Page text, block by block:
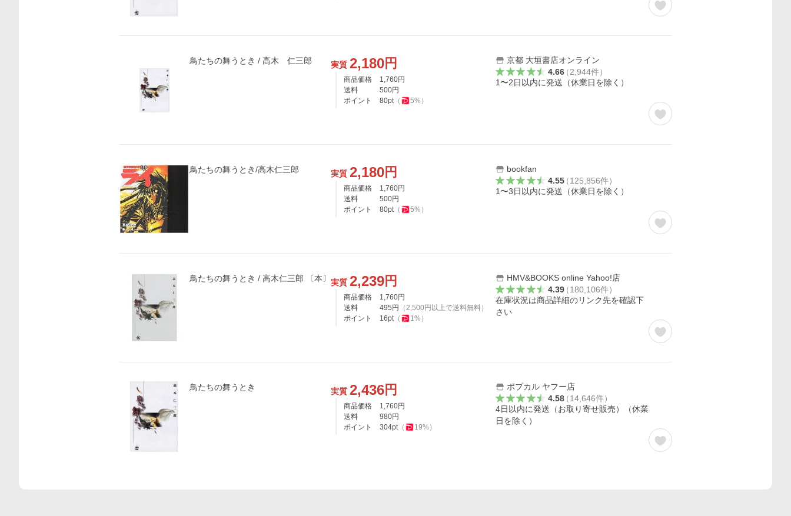
鳥たちの舞うとき / 高木 仁三郎 実質 2,180円
商品価格 1,760円
送料
500円
ポイント
80pt（ 5%）
京都 大垣書店オンライン
4.66（2,944件）
1〜2日以内に発送（休業日を除く）
鳥たちの舞うとき/高木仁三郎 実質 2,180円
商品価格 1,760円
送料
500円
ポイント
80pt（ 5%）
bookfan
4.55（125,856件）
1〜3日以内に発送（休業日を除く）
鳥たちの舞うとき / 高木仁三郎 〔本〕 実質 2,239円
商品価格 1,760円
送料
495 円 （2,500 円以上で送料無料）
ポイント
16pt（ 1%）
HMV&BOOKS online Yahoo!店
4.39（180,106件）
在庫状況は商品詳細のリンク先を確認下
さい
鳥たちの舞うとき 実質 2,436円
商品価格 1,760円
送料
980円
ポイント
304pt（ 19%）
ポプカル ヤフー店
4.58（14,646件）
4日以内に発送（お取り寄せ販売）（休業
日を除く）